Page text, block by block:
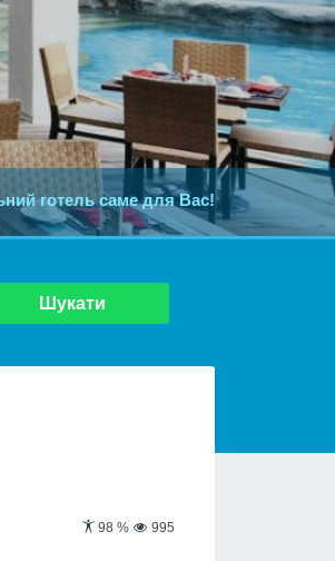
готель саме для Вас!
Шукати
98 % 995